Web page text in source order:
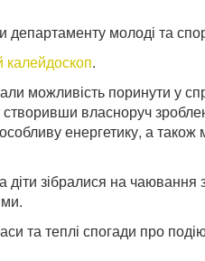
департаменту молоді та
калейдоскоп.
можливість поринути у
створивши власноруч
енергетику, а
зібралися на чаювання
та теплі спогади про